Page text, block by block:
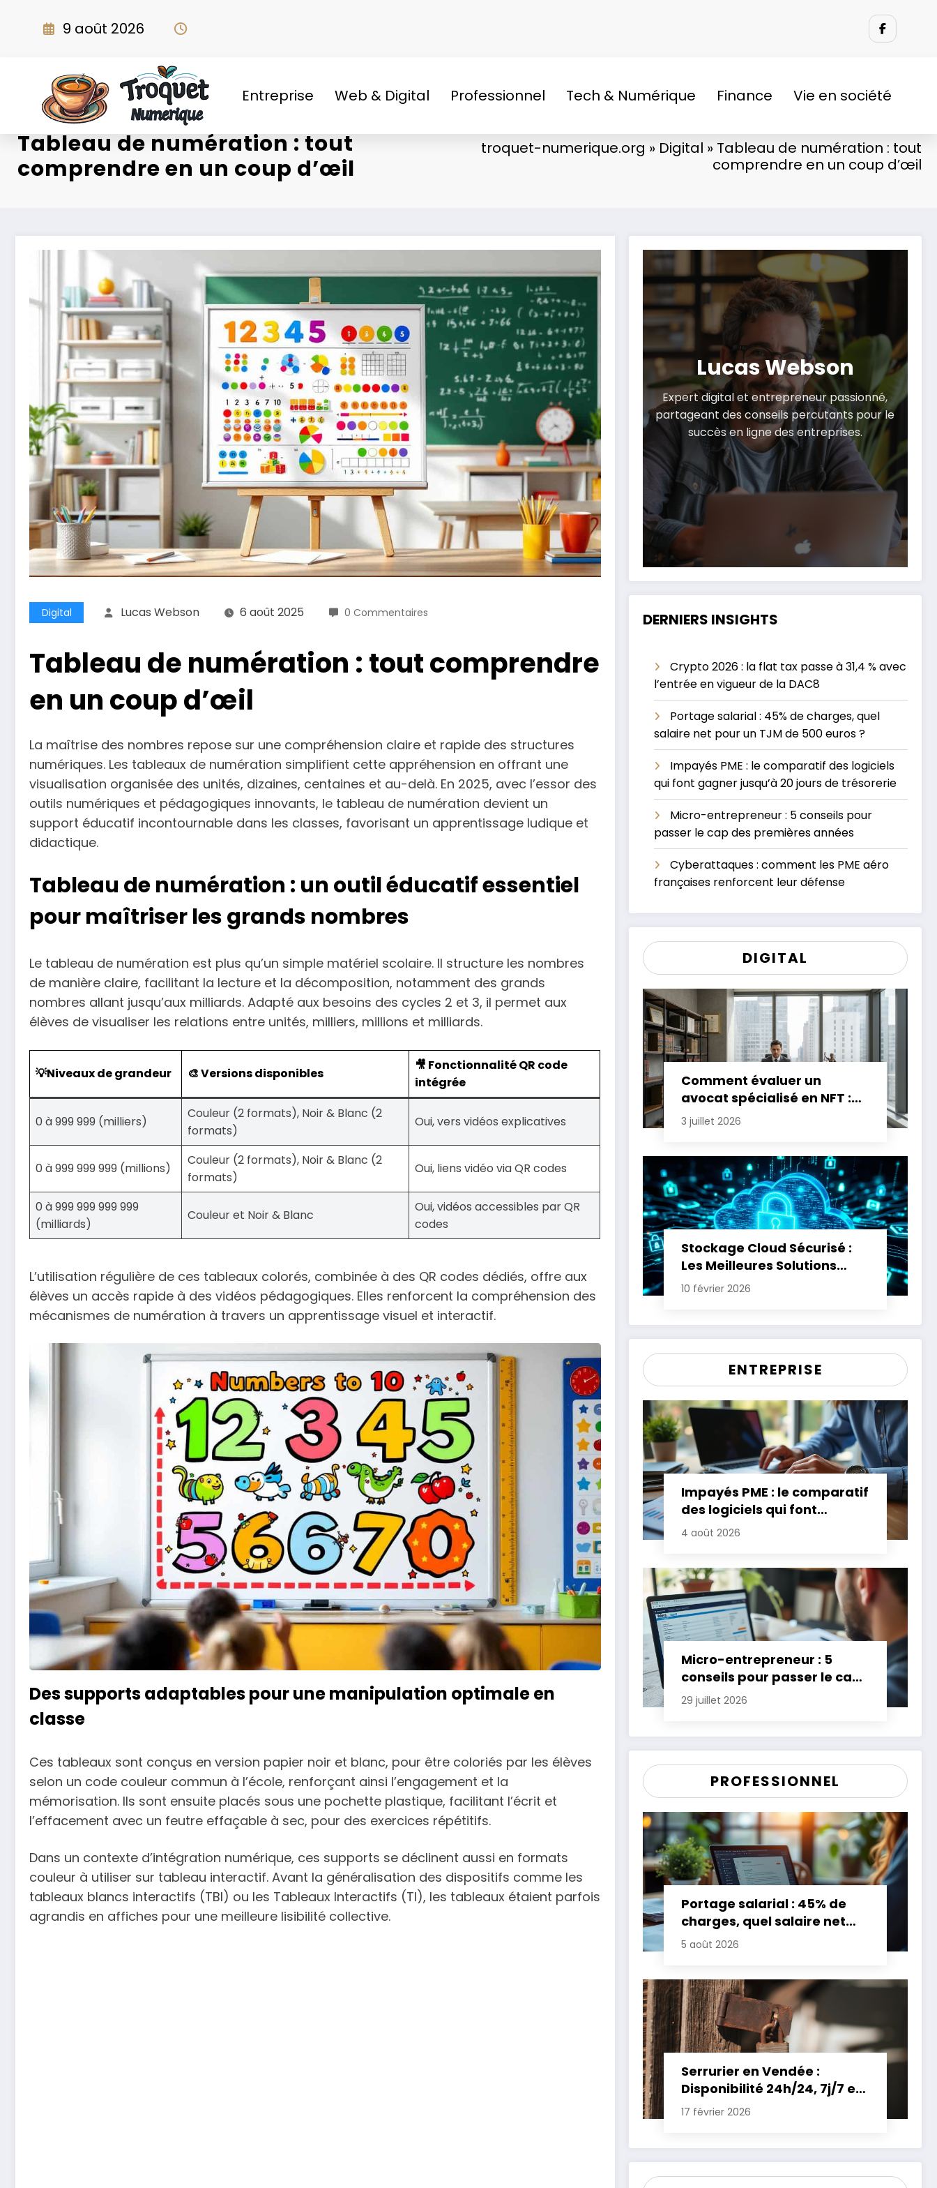
9 août 2026
Entreprise Web & Digital Professionnel Tech & Numérique Finance Vie en société
Tableau de numération : tout
comprendre en un coup d’œil
troquet-numerique.org » Digital » Tableau de numération : tout
comprendre en un coup d’œil
Digital Lucas Webson 6 août 2025 0 Commentaires
Tableau de numération : tout comprendre
en un coup d’œil
La maîtrise des nombres repose sur une compréhension claire et rapide des structures
numériques. Les tableaux de numération simplifient cette appréhension en offrant une
visualisation organisée des unités, dizaines, centaines et au-delà. En 2025, avec l’essor des
outils numériques et pédagogiques innovants, le tableau de numération devient un
support éducatif incontournable dans les classes, favorisant un apprentissage ludique et
didactique.
Tableau de numération : un outil éducatif essentiel
pour maîtriser les grands nombres
Le tableau de numération est plus qu’un simple matériel scolaire. Il structure les nombres
de manière claire, facilitant la lecture et la décomposition, notamment des grands
nombres allant jusqu’aux milliards. Adapté aux besoins des cycles 2 et 3, il permet aux
élèves de visualiser les relations entre unités, milliers, millions et milliards.
💡Niveaux de grandeur 🎨 Versions disponibles
🎥 Fonctionnalité QR code
intégrée
0 à 999 999 (milliers)
Couleur (2 formats), Noir & Blanc (2
formats)
Oui, vers vidéos explicatives
0 à 999 999 999 (millions)
Couleur (2 formats), Noir & Blanc (2
formats)
Oui, liens vidéo via QR codes
0 à 999 999 999 999
(milliards)
Couleur et Noir & Blanc
Oui, vidéos accessibles par QR
codes
L’utilisation régulière de ces tableaux colorés, combinée à des QR codes dédiés, offre aux
élèves un accès rapide à des vidéos pédagogiques. Elles renforcent la compréhension des
mécanismes de numération à travers un apprentissage visuel et interactif.
Des supports adaptables pour une manipulation optimale en
classe
Ces tableaux sont conçus en version papier noir et blanc, pour être coloriés par les élèves
selon un code couleur commun à l’école, renforçant ainsi l’engagement et la
mémorisation. Ils sont ensuite placés sous une pochette plastique, facilitant l’écrit et
l’effacement avec un feutre effaçable à sec, pour des exercices répétitifs.
Dans un contexte d’intégration numérique, ces supports se déclinent aussi en formats
couleur à utiliser sur tableau interactif. Avant la généralisation des dispositifs comme les
tableaux blancs interactifs (TBI) ou les Tableaux Interactifs (TI), les tableaux étaient parfois
agrandis en affiches pour une meilleure lisibilité collective.
Lucas Webson
Expert digital et entrepreneur passionné,
partageant des conseils percutants pour le
succès en ligne des entreprises.
DERNIERS INSIGHTS
Crypto 2026 : la flat tax passe à 31,4 % avec
l’entrée en vigueur de la DAC8
Portage salarial : 45% de charges, quel
salaire net pour un TJM de 500 euros ?
Impayés PME : le comparatif des logiciels
qui font gagner jusqu’à 20 jours de trésorerie
Micro-entrepreneur : 5 conseils pour
passer le cap des premières années
Cyberattaques : comment les PME aéro
françaises renforcent leur défense
DIGITAL
Comment évaluer un
avocat spécialisé en NFT :
critères essentiels
3 juillet 2026
Stockage Cloud Sécurisé :
Les Meilleures Solutions
pour Protéger Vos Données
10 février 2026
ENTREPRISE
Impayés PME : le comparatif
des logiciels qui font
gagner jusqu’à 20 jours de
4 août 2026
Micro-entrepreneur : 5
conseils pour passer le cap
des premières années
29 juillet 2026
PROFESSIONNEL
Portage salarial : 45% de
charges, quel salaire net
pour un TJM de 500 euros ?
5 août 2026
Serrurier en Vendée :
Disponibilité 24h/24, 7j/7 et
Tarifs Clairs pour une
17 février 2026